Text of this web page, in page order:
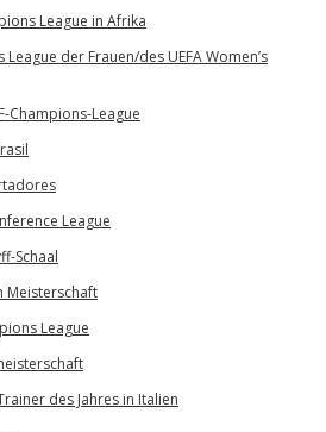
League in Afrika
der Frauen/des UEFA Women’s
Champions-League
League
Schaal
Meisterschaft
League
des Jahres in Italien